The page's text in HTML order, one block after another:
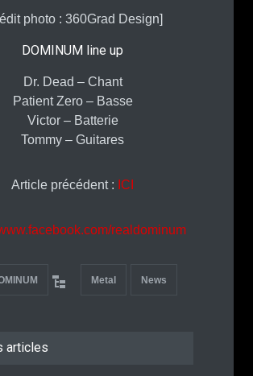
photo : 360Grad Design]
DOMINUM line up
Dr. Dead – Chant
Patient Zero – Basse
Victor – Batterie
Tommy – Guitares
Article précédent : ICI
realdominum
Metal News
articles